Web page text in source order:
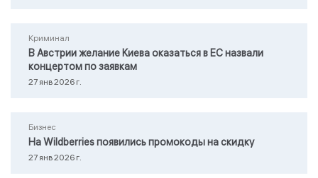
Криминал
В Австрии желание Киева оказаться в ЕС назвали
концертом по заявкам
27 янв 2026 г.
Бизнес
На Wildberries появились промокоды на скидку
27 янв 2026 г.